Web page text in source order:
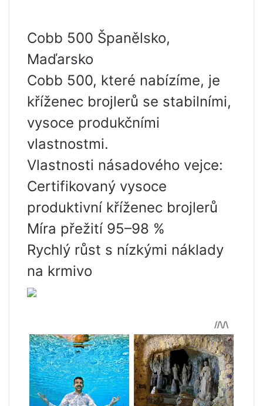
Cobb 500 Španělsko,
Maďarsko
Cobb 500, které nabízíme, je
kříženec brojlerů se stabilními,
vysoce produkčními
vlastnostmi.
Vlastnosti násadového vejce:
Certifikovaný vysoce
produktivní kříženec brojlerů
Míra přežití 95–98 %
Rychlý růst s nízkými náklady
na krmivo